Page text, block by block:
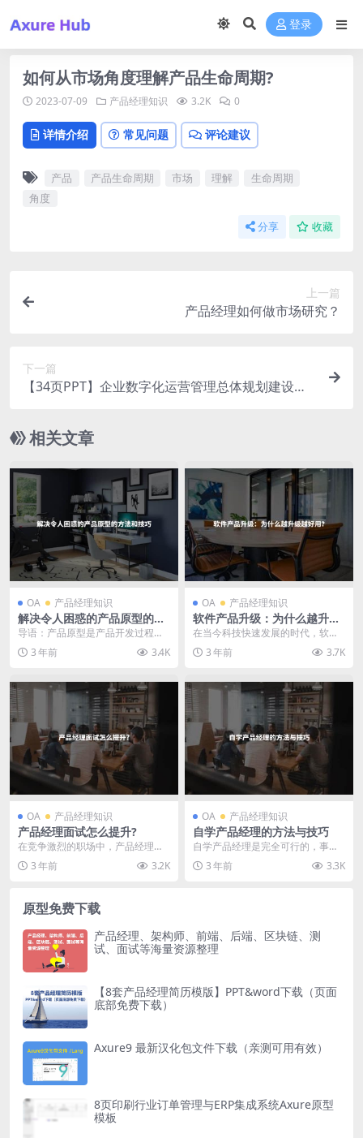
登录
如何从市场角度理解产品生命周期?
2023-07-09 产品经理知识 3.2K 0
详情介绍 常见问题 评论建议
产品 产品生命周期 市场 理解
生命周期
角度
分享 收藏
上一篇
产品经理如何做市场研究？
下一篇
【34页PPT】企业数字化运营管理总体规划建设方
相关文章
OA 产品经理知识
解决令人困惑的产品原型的方
法和技巧
导语：产品原型是产品开发过程中
的重要一环，但有时候我们可能会
遇到一些令人难以理解...
3 年前 3.4K
OA 产品经理知识
软件产品升级：为什么越升级
越好用？
在当今科技快速发展的时代，软件
产品的升级更新是用户体验不可或
缺的一部分。很多软件...
3 年前 3.7K
OA 产品经理知识
产品经理面试怎么提升?
在竞争激烈的职场中，产品经理的
岗位越来越受到瞩目。然而，面试
成为了每位产品经理候...
3 年前 3.2K
OA 产品经理知识
自学产品经理的方法与技巧
自学产品经理是完全可行的，事实
上，许多成功的产品经理都是通过
自学来进入这个领域的...
3 年前 3.3K
原型免费下载
产品经理、架构师、前端、后端、区块链、测
试、面试等海量资源整理
【8套产品经理简历模版】PPT&word下载（页面
底部免费下载）
Axure9 最新汉化包文件下载（亲测可用有效）
8页印刷行业订单管理与ERP集成系统Axure原型
模板